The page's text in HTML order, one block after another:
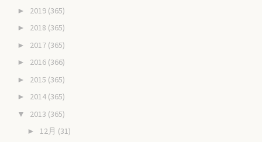
► 2019 (365)
► 2018 (365)
► 2017 (365)
► 2016 (366)
► 2015 (365)
► 2014 (365)
▼ 2013 (365)
► 12月 (31)